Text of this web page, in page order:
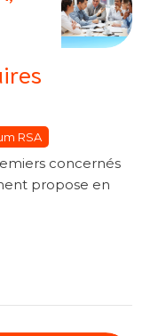
RSA
concernés
propose en